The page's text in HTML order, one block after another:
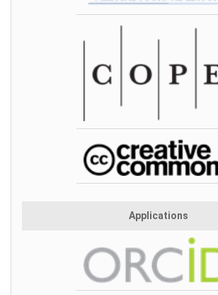
Applications